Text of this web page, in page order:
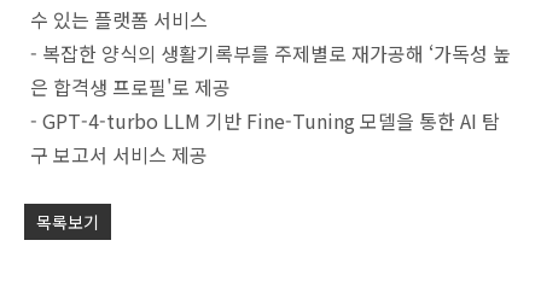
수 있는 플랫폼 서비스
- 복잡한 양식의 생활기록부를 주제별로 재가공해 ‘가독성 높
은 합격생 프로필'로 제공
- GPT-4-turbo LLM 기반 Fine-Tuning 모델을 통한 AI 탐
구 보고서 서비스 제공
목록보기